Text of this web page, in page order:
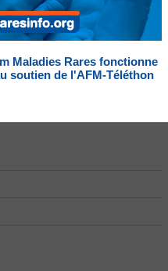
Maladies Rares fonctionne
soutien de l'AFM-Téléthon